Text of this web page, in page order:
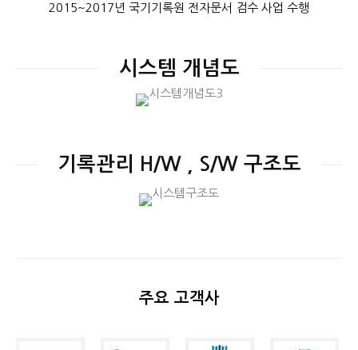
2015~2017년 국기기록원 전자문서 검수 사업 수행
시스템 개념도
기록관리 H/W , S/W 구조도
주요 고객사